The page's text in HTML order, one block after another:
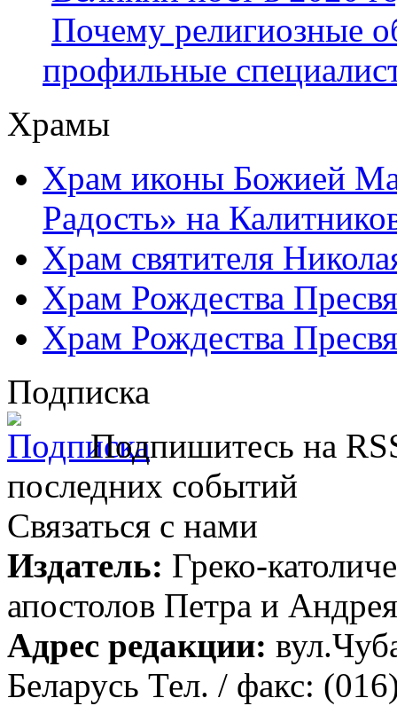
Почему религиозные
профильные
Храмы
Храм иконы Божией
Радость» на
Храм святителя
Храм Рождества
Храм Рождества
Подписка
Подпишитесь на
последних событий
Связаться с нами
Издатель: Греко-
апостолов Петра и
Адрес редакции:
Беларусь Тел. / факс: